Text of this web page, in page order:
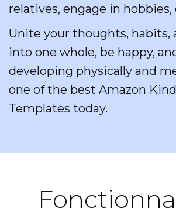
relatives, engage in hobbies,
Unite your thoughts, habits,
into one whole, be happy,
developing physically and
one of the best Amazon
Templates today.